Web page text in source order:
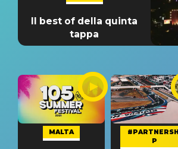
Il best of della quinta
tappa
MALTA
#PARTNERSHI
P